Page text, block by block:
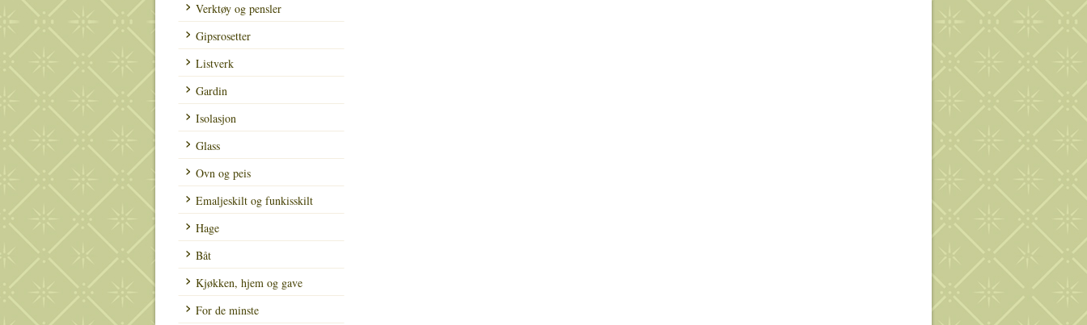
Verktøy og pensler
Gipsrosetter
Listverk
Gardin
Isolasjon
Glass
Ovn og peis
Emaljeskilt og funkisskilt
Hage
Båt
Kjøkken, hjem og gave
For de minste